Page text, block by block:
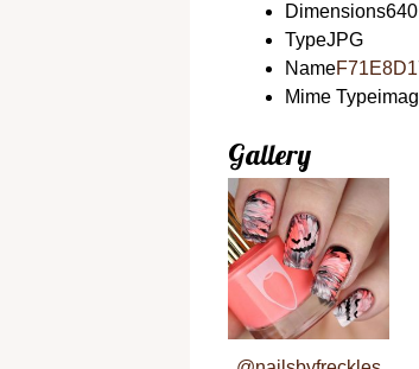
Dimensions
TypeJPG
Name
Mime Type
Gallery